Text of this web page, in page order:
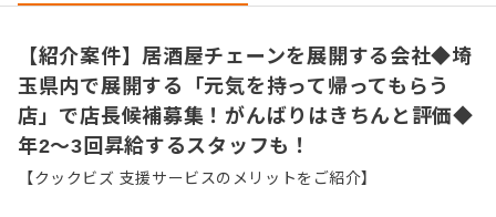
【紹介案件】居酒屋チェーンを展開する会社◆埼
玉県内で展開する「元気を持って帰ってもらう
店」で店長候補募集！がんばりはきちんと評価◆
年2～3回昇給するスタッフも！
【クックビズ 支援サービスのメリットをご紹介】